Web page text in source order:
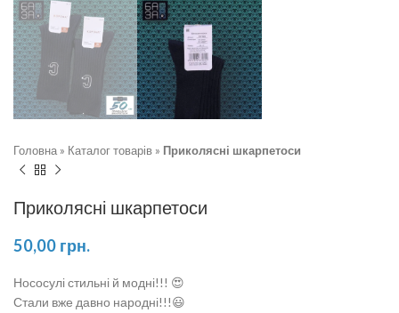
Головна » Каталог товарів » Приколясні шкарпетоси
Приколясні шкарпетоси
50,00 грн.
Нососулі стильні й модні!!! 😍
Стали вже давно народні!!!😃